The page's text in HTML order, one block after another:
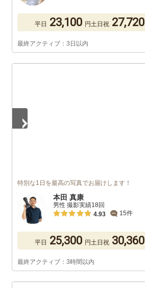
平日 23,100 円土日祝 27,720
最終アクティブ：3日以内
特別な1日を最高の写真でお届けします！
本田 真康
男性 撮影実績18回
4.93
15件
平日 25,300 円土日祝 30,360
最終アクティブ：3時間以内